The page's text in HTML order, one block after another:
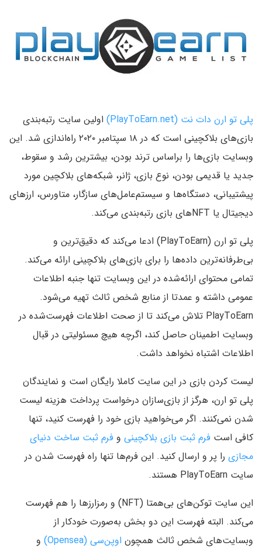
پلی تو ارن دات نت (PlayToEarn.net)
اولین سایت رتبه‌بندی
بازی‌های بلاکچینی است که در ۱۸ سپتامبر ۲۰۲۰ راه‌اندازی شد. این
وبسایت بازی‌ها را براساس ترند بودن، بیشترین رشد و سقوط،
جدید یا قدیمی بودن، نوع بازی، ژانر، شبکه‌های بلاکچین مورد
پیشتیبانی، دستگاه‌ها و سیستم‌عامل‌های سازگار، متاورس، ارزهای
دیجیتال یا NFTهای بازی رتبه‌بندی می‌کند.
پلی تو ارن (PlayToEarn) ادعا می‌کند که دقیق‌ترین و
بی‌طرفانه‌ترین داده‌ها را برای بازی‌های بلاکچینی ارائه می‌کند.
تمامی محتوای ارائه‌شده در این وبسایت تنها جنبه اطلاعات
عمومی داشته و عمدتا از منابع شخص ثالث تهیه می‌شود.
PlayToEarn تلاش می‌کند تا از صحت اطلاعات فهرست‌شده در
وبسایت اطمینان حاصل کند، اگرچه هیچ مسئولیتی در قبال
اطلاعات اشتباه نخواهد داشت.
لیست کردن بازی در این سایت کاملا رایگان است و نمایندگان
پلی‌ تو ارن، هرگز از بازی‌سازان درخواست پرداخت هزینه لیست
شدن نمی‌کنند. اگر می‌خواهید بازی خود را فهرست کنید، تنها
کافی است فرم ثبت بازی بلاکچینی و فرم ثبت ساخت دنیای
مجازی را پر و ارسال کنید. این فرم‌ها تنها راه فهرست شدن در
سایت PlayToEarn هستند.
این سایت توکن‌های بی‌همتا (NFT) و رمزارزها را هم فهرست
می‌کند. البته فهرست این دو بخش به‌صورت خودکار از
وبسایت‌های شخص ثالث همچون اوپن‌سی (Opensea)
و